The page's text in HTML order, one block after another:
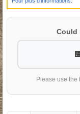
Could
Please use the